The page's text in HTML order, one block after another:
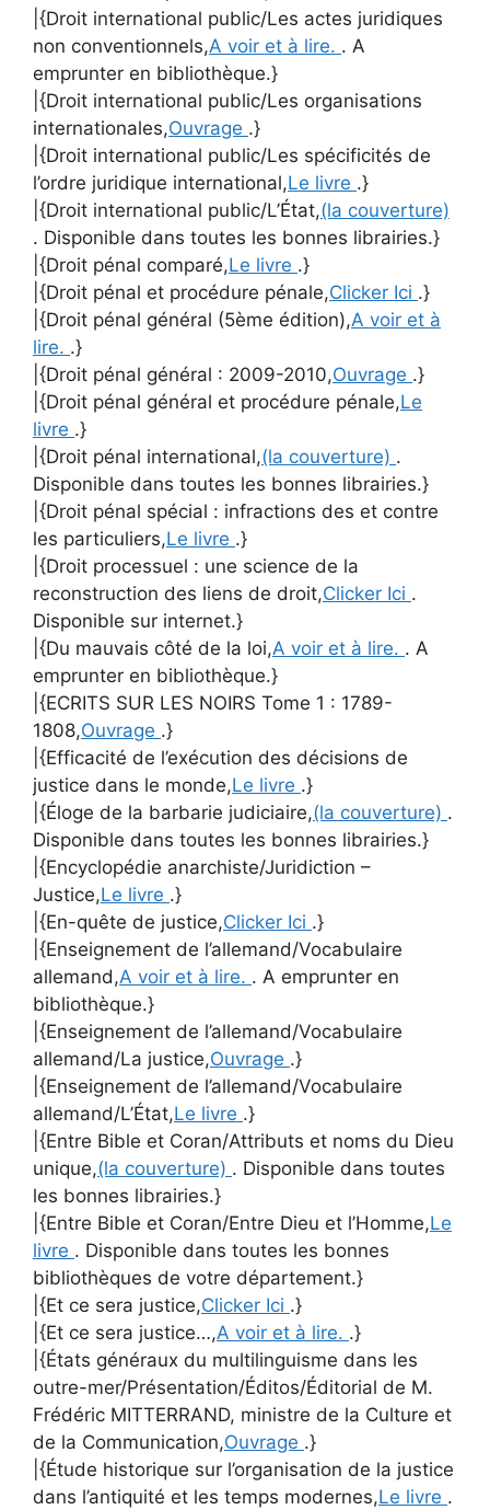
|{Droit international public/Les actes juridiques
non conventionnels,A voir et à lire. . A
emprunter en bibliothèque.}
|{Droit international public/Les organisations
internationales,Ouvrage .}
|{Droit international public/Les spécificités de
l’ordre juridique international,Le livre .}
|{Droit international public/L’État,(la couverture)
. Disponible dans toutes les bonnes librairies.}
|{Droit pénal comparé,Le livre .}
|{Droit pénal et procédure pénale,Clicker Ici .}
|{Droit pénal général (5ème édition),A voir et à
lire. .}
|{Droit pénal général : 2009-2010,Ouvrage .}
|{Droit pénal général et procédure pénale,Le
livre .}
|{Droit pénal international,(la couverture) .
Disponible dans toutes les bonnes librairies.}
|{Droit pénal spécial : infractions des et contre
les particuliers,Le livre .}
|{Droit processuel : une science de la
reconstruction des liens de droit,Clicker Ici .
Disponible sur internet.}
|{Du mauvais côté de la loi,A voir et à lire. . A
emprunter en bibliothèque.}
|{ECRITS SUR LES NOIRS Tome 1 : 1789-
1808,Ouvrage .}
|{Efficacité de l’exécution des décisions de
justice dans le monde,Le livre .}
|{Éloge de la barbarie judiciaire,(la couverture) .
Disponible dans toutes les bonnes librairies.}
|{Encyclopédie anarchiste/Juridiction –
Justice,Le livre .}
|{En-quête de justice,Clicker Ici .}
|{Enseignement de l’allemand/Vocabulaire
allemand,A voir et à lire. . A emprunter en
bibliothèque.}
|{Enseignement de l’allemand/Vocabulaire
allemand/La justice,Ouvrage .}
|{Enseignement de l’allemand/Vocabulaire
allemand/L’État,Le livre .}
|{Entre Bible et Coran/Attributs et noms du Dieu
unique,(la couverture) . Disponible dans toutes
les bonnes librairies.}
|{Entre Bible et Coran/Entre Dieu et l’Homme,Le
livre . Disponible dans toutes les bonnes
bibliothèques de votre département.}
|{Et ce sera justice,Clicker Ici .}
|{Et ce sera justice…,A voir et à lire. .}
|{États généraux du multilinguisme dans les
outre-mer/Présentation/Éditos/Éditorial de M.
Frédéric MITTERRAND, ministre de la Culture et
de la Communication,Ouvrage .}
|{Étude historique sur l’organisation de la justice
dans l’antiquité et les temps modernes,Le livre .